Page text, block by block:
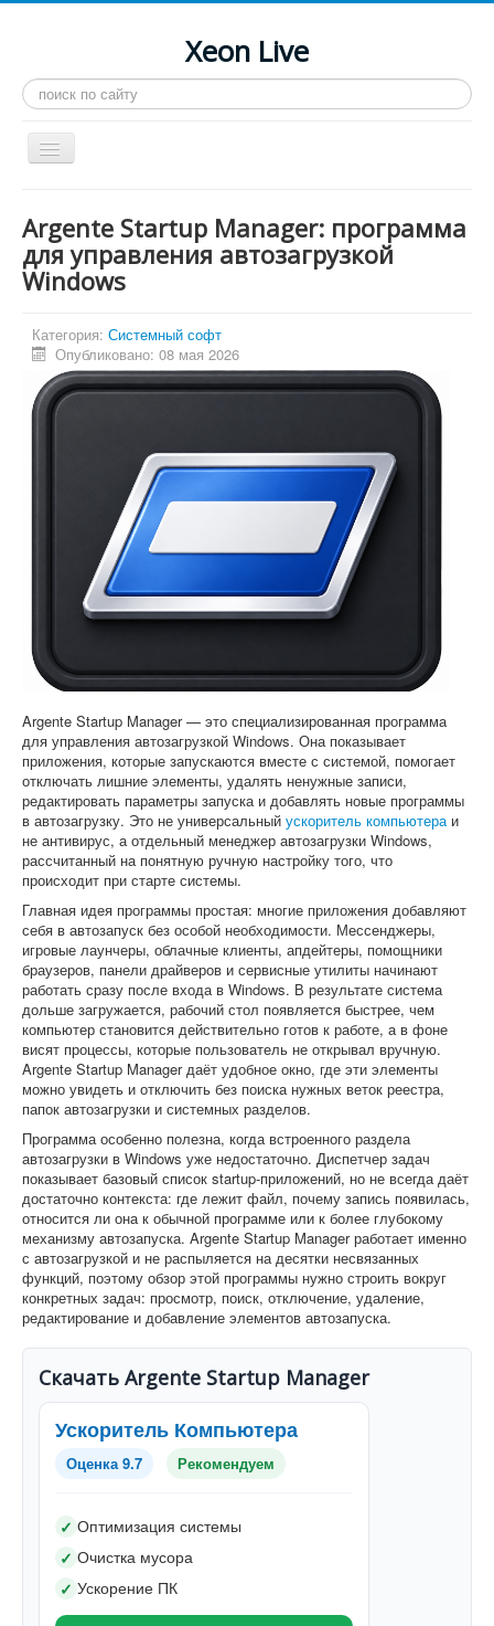
Xeon Live
Искать...
Toggle
Navigation
LGA 2011-3
LGA 2011
Инструкции
Рейтинги
Системные программы
Argente Startup Manager: программа
для управления автозагрузкой
Windows
Категория: Системный софт
Опубликовано: 08 мая 2026
Argente Startup Manager — это специализированная программа
для управления автозагрузкой Windows. Она показывает
приложения, которые запускаются вместе с системой, помогает
отключать лишние элементы, удалять ненужные записи,
редактировать параметры запуска и добавлять новые программы
в автозагрузку. Это не универсальный ускоритель компьютераи
не антивирус, а отдельный менеджер автозагрузки Windows,
рассчитанный на понятную ручную настройку того, что
происходит при старте системы.
Главная идея программы простая: многие приложения добавляют
себя в автозапуск без особой необходимости. Мессенджеры,
игровые лаунчеры, облачные клиенты, апдейтеры, помощники
браузеров, панели драйверов и сервисные утилиты начинают
работать сразу после входа в Windows. В результате система
дольше загружается, рабочий стол появляется быстрее, чем
компьютер становится действительно готов к работе, а в фоне
висят процессы, которые пользователь не открывал вручную.
Argente Startup Manager даёт удобное окно, где эти элементы
можно увидеть и отключить без поиска нужных веток реестра,
папок автозагрузки и системных разделов.
Программа особенно полезна, когда встроенного раздела
автозагрузки в Windows уже недостаточно. Диспетчер задач
показывает базовый список startup-приложений, но не всегда даёт
достаточно контекста: где лежит файл, почему запись появилась,
относится ли она к обычной программе или к более глубокому
механизму автозапуска. Argente Startup Manager работает именно
с автозагрузкой и не распыляется на десятки несвязанных
функций, поэтому обзор этой программы нужно строить вокруг
конкретных задач: просмотр, поиск, отключение, удаление,
редактирование и добавление элементов автозапуска.
Скачать Argente Startup Manager
Ускоритель Компьютера
Оценка 9.7 Рекомендуем
✓ Оптимизация системы
✓ Очистка мусора
✓ Ускорение ПК